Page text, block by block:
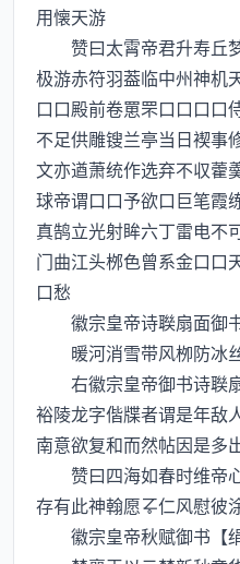
用懐天游
赞曰太霄帝君升寿丘
极游赤符羽葢临中州神机
口口殿前卷罳罘口口口口
不足供雕锼兰亭当日褉事
文亦遒萧统作选弃不収藿
球帝谓口口予欲口巨笔霞
真鹄立光射眸六丁雷电不
门曲江头桞色曾系金口口
口愁
徽宗皇帝诗聫扇面御
暖河消雪带风栁防冰丝
右徽宗皇帝御书诗聫
裕陵龙字偕牒者谓是年敌
南意欲复和而然帖因是多
赞曰四海如春时维帝
存有此神翰愿仁风慰彼
徽宗皇帝秋赋御书【绢